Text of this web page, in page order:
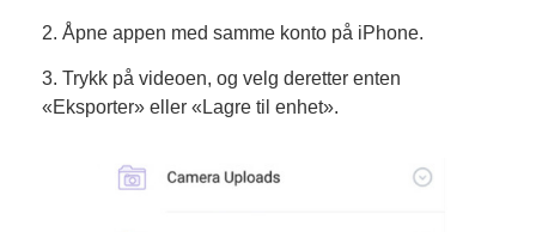
2. Åpne appen med samme konto på iPhone.
3. Trykk på videoen, og velg deretter enten
«Eksporter» eller «Lagre til enhet».